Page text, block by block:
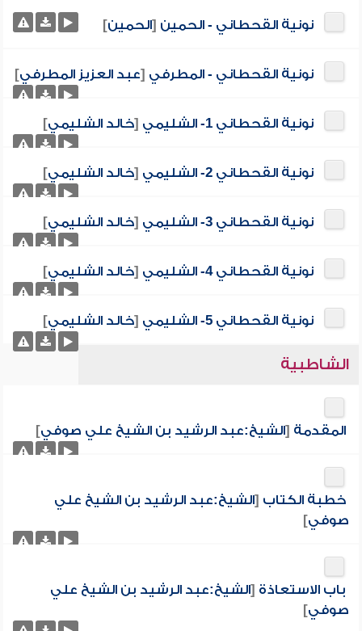
نونية القحطاني - الحمين [الحمين]
نونية القحطاني - المطرفي [عبد العزيز المطرفي]
نونية القحطاني 1- الشليمي [خالد الشليمي]
نونية القحطاني 2- الشليمي [خالد الشليمي]
نونية القحطاني 3- الشليمي [خالد الشليمي]
نونية القحطاني 4- الشليمي [خالد الشليمي]
نونية القحطاني 5- الشليمي [خالد الشليمي]
الشاطبية
المقدمة [الشيخ:عبد الرشيد بن الشيخ علي صوفي]
خطبة الكتاب [الشيخ:عبد الرشيد بن الشيخ علي
صوفي]
باب الاستعاذة [الشيخ:عبد الرشيد بن الشيخ علي
صوفي]